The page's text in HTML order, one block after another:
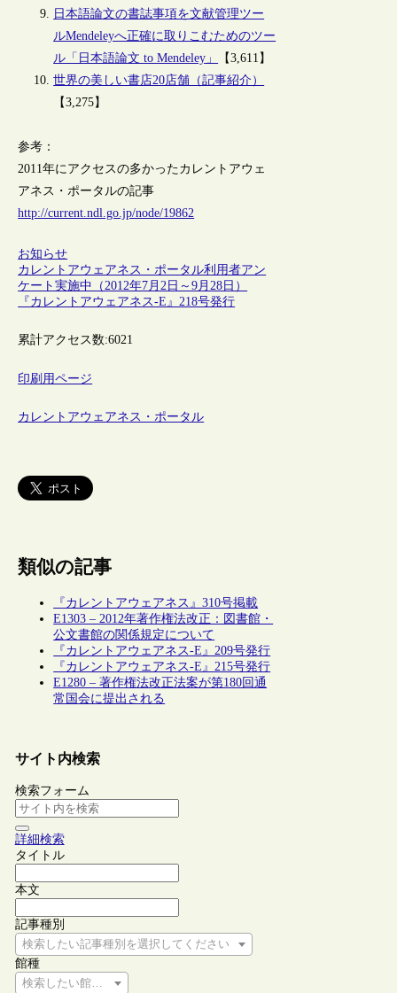
日本語論文の書誌事項を文献管理ツー
ルMendeleyへ正確に取りこむためのツー
ル「日本語論文 to Mendeley」
【3,611】
世界の美しい書店20店舗（記事紹介）
【3,275】
参考：
2011年にアクセスの多かったカレントアウェ
アネス・ポータルの記事
http://current.ndl.go.jp/node/19862
お知らせ
カレントアウェアネス・ポータル利用者アン
ケート実施中（2012年7月2日～9月28日）
『カレントアウェアネス-E』218号発行
累計アクセス数:6021
印刷用ページ
カレントアウェアネス・ポータル
類似の記事
『カレントアウェアネス』310号掲載
E1303 – 2012年著作権法改正：図書館・
公文書館の関係規定について
『カレントアウェアネス-E』209号発行
『カレントアウェアネス-E』215号発行
E1280 – 著作権法改正法案が第180回通
常国会に提出される
サイト内検索
検索フォーム
詳細検索
タイトル
本文
記事種別
検索したい記事種別を選択してください
館種
検索したい館種を選択してください